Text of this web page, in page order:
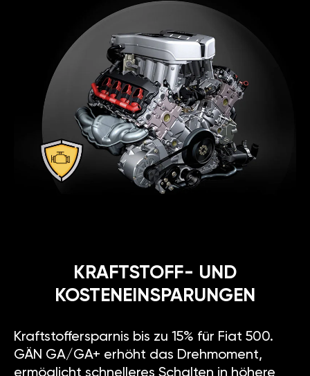
KRAFTSTOFF- UND
KOSTENEINSPARUNGEN
Kraftstoffersparnis bis zu 15% für Fiat 500.
GÄN GA/GA+ erhöht das Drehmoment,